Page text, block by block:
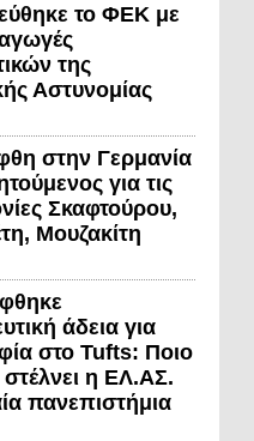
το ΦΕΚ με
της
Αστυνομίας
στην Γερμανία
για τις
Σκαφτούρου,
Μουζακίτη
άδεια για
στο Tufts: Ποιο
η ΕΛ.ΑΣ.
πανεπιστήμια